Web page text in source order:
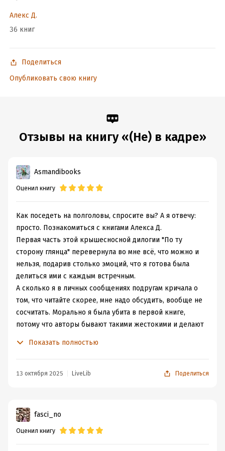
Алекс Д.
36 книг
Поделиться
Опубликовать свою книгу
Отзывы на книгу «(Не) в кадре»
Asmandibooks
Оценил книгу
Как поседеть на полголовы, спросите вы? А я отвечу:
просто. Познакомиться с книгами Алекса Д.
Первая часть этой крышесносной дилогии "По ту
сторону глянца" перевернула во мне всё, что можно и
нельзя, подарив столько эмоций, что я готова была
делиться ими с каждым встречным.
А сколько я в личных сообщениях подругам кричала о
том, что читайте скорее, мне надо обсудить, вообще не
сосчитать. Морально я была убита в первой книге,
потому что авторы бывают такими жестокими и делают
надеялась на то, что сейчас моё сердешко бережно
автор разводил дороги героев. Это вообще законно
то? Я что по вашему без валерьянки книги вообще
читать не могу?
Показать полностью
13 октября 2025 LiveLib Поделиться
fasci_no
Оценил книгу